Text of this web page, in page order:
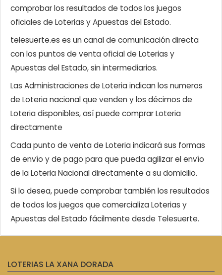
comprobar los resultados de todos los juegos
oficiales de Loterias y Apuestas del Estado.
telesuerte.es es un canal de comunicación directa
con los puntos de venta oficial de Loterias y
Apuestas del Estado, sin intermediarios.
Las Administraciones de Loteria indican los numeros
de Loteria nacional que venden y los décimos de
Loteria disponibles, así puede comprar Loteria
directamente
Cada punto de venta de Loteria indicará sus formas
de envío y de pago para que pueda agilizar el envío
de la Loteria Nacional directamente a su domicilio.
Si lo desea, puede comprobar también los resultados
de todos los juegos que comercializa Loterias y
Apuestas del Estado fácilmente desde Telesuerte.
LOTERIAS LA XANA DORADA